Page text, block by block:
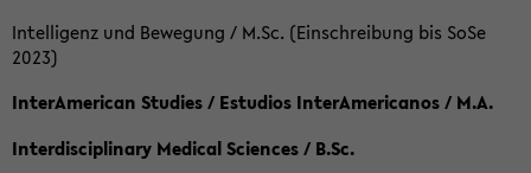
Intelligenz und Bewegung / M.Sc. (Einschreibung bis SoSe
2023)
InterAmerican Studies / Estudios InterAmericanos / M.A.
Interdisciplinary Medical Sciences / B.Sc.